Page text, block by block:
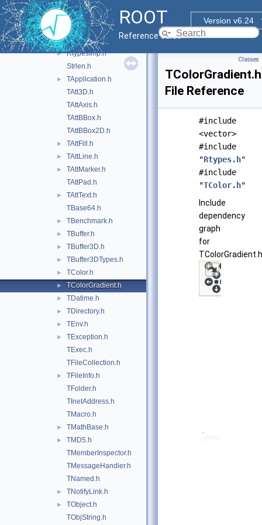
ROOT
Version v6.24
Reference Guide
Rpair.h
► RQ_OBJECT.h
RStipples.h
► Rtypes.h
► RtypesImp.h
Strlen.h
►
TApplication.h
TAtt3D.h
TAttAxis.h
TAttBBox.h
TAttBBox2D.h
► TAttFill.h
► TAttLine.h
►
TAttMarker.h
TAttPad.h
►
TAttText.h
TBase64.h
► TBenchmark.h
► TBuffer.h
► TBuffer3D.h
► TBuffer3DTypes.h
► TColor.h
► TColorGradient.h
► TDatime.h
► TDirectory.h
► TEnv.h
►
TException.h
TExec.h
TFileCollection.h
►
TFileInfo.h
TFolder.h
TInetAddress.h
TMacro.h
► TMathBase.h
►
TMD5.h
TMemberInspector.h
TMessageHandler.h
TNamed.h
► TNotifyLink.h
►
TObject.h
TObjString.h
Classes
TColorGradient.h
File Reference
#include
<vector>
#include
"Rtypes.h"
#include
"TColor.h"
Include
dependency
graph
for